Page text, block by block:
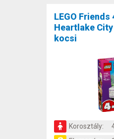
LEGO Friends
Heartlake
kocsi
Korosztály: